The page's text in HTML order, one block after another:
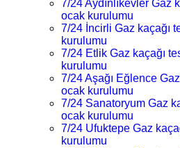
7/24 Aydınlıkevler Gaz
ocak kurulumu
7/24 İncirli Gaz kaçağı
kurulumu
7/24 Etlik Gaz kaçağı
kurulumu
7/24 Aşağı Eğlence
ocak kurulumu
7/24 Sanatoryum Gaz
ocak kurulumu
7/24 Ufuktepe Gaz
kurulumu